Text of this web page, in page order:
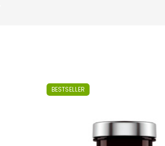
BESTSELLER